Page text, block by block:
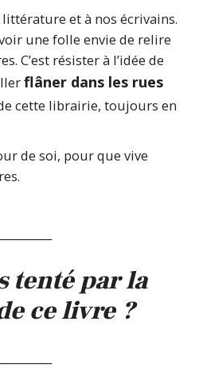
et à nos écrivains.
une folle envie de relire
C’est résister à l’idée de
flâner dans les rues
cette librairie, toujours en
de soi, pour que vive
tenté par la
ce livre ?